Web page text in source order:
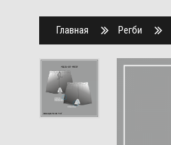
Главная
Регби